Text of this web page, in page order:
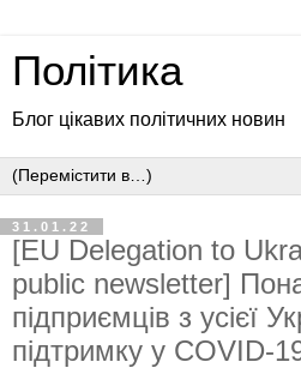
Політика
Блог цікавих політичних новин
31.01.22
[EU Delegation to
public newsletter]
підприємців з усієї
підтримку у COVID-